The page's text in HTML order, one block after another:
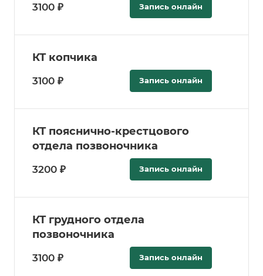
3100 ₽ Запись онлайн
КТ копчика
3100 ₽ Запись онлайн
КТ пояснично-крестцового
отдела позвоночника
3200 ₽ Запись онлайн
КТ грудного отдела
позвоночника
3100 ₽ Запись онлайн